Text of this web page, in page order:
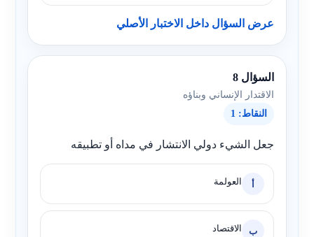
عرض السؤال داخل الاختبار الأصلي
السؤال 8
الاقتدار الإنساني وبناؤه
النقاط: 1
جعل الشيء دولي الانتشار في مداه أو تطبيقه
أ العولمة
ب الاقتصاد